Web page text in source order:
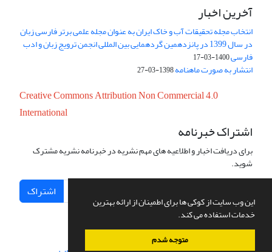
این وب سایت از کوکی ها برای اطمینان از ارائه بهترین
خدمات استفاده می کند.
متوجه شدم
آخرین اخبار
انتخاب مجله تحقیقات آب و خاک ایران به عنوان مجله علمی برتر فارسی زبان
در سال 1399 در پانزدهمین گردهمایی بین المللی انجمن ترویج زبان و ادب
فارسی1400-03-17
انتشار به صورت ماهنامه1398-03-27
Creative Commons Attribution Non Commercial 4.0
International
اشتراک خبرنامه
برای دریافت اخبار و اطلاعیه های مهم نشریه در خبرنامه نشریه مشترک
شوید.
اشتراک